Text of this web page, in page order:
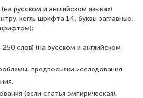
(на русском и английском языках)
кегль шрифта 14, буквы заглавные,
слов) (на русском и английском
предпосылки исследования.
(если статья эмпирическая).